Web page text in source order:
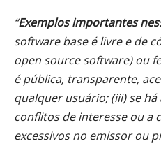
“Exemplos importantes
software base é livre e de
open source software) ou
é pública, transparente,
qualquer usuário; (iii) se
conflitos de interesse ou a
excessivos no emissor ou